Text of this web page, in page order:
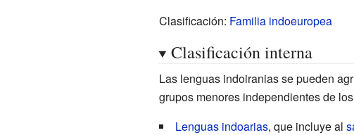
Clasificación: Familia indoeuropea
Clasificación interna
Las lenguas indoiranias se pueden
grupos menores independientes de
Lenguas indoarias, que incluye al